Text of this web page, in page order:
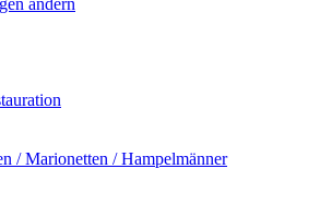
ändern
/ Marionetten / Hampelmänner